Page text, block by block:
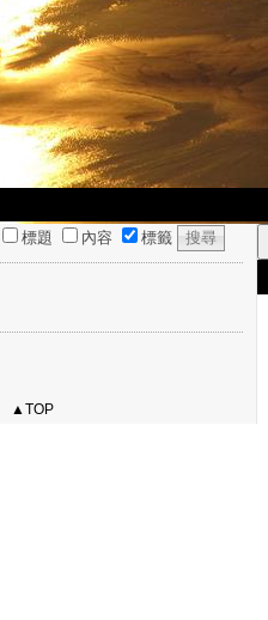
標題 內容 標籤
▲TOP